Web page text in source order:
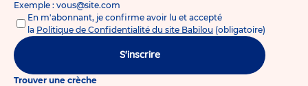
Exemple : vous@site.com
En m'abonnant, je confirme avoir lu et accepté
la Politique de Confidentialité du site Babilou (obligatoire)
S'inscrire
Trouver une crèche